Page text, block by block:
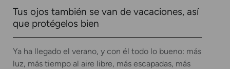
Tus ojos también se van de vacaciones, así
que protégelos bien
Ya ha llegado el verano, y con él todo lo bueno: más
luz, más tiempo al aire libre, más escapadas, más